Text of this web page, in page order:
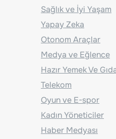
Sağlık ve İyi Yaşam
Yapay Zeka
Otonom Araçlar
Medya ve Eğlence
Hazır Yemek Ve
Telekom
Oyun ve E-spor
Kadın Yöneticiler
Haber Medyası